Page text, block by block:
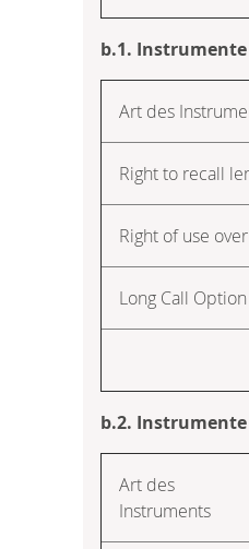
b.1. Instrumente
Art des
Right to recall
Right of use
Long Call Option
b.2. Instrumente
Art des
Instruments